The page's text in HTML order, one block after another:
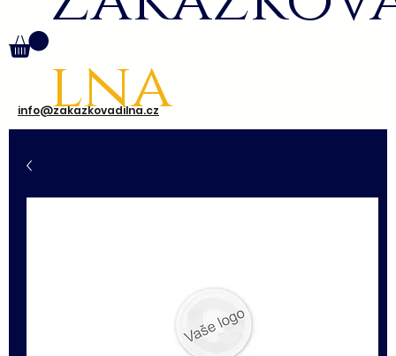
info@zakazkovadilna.cz
lna